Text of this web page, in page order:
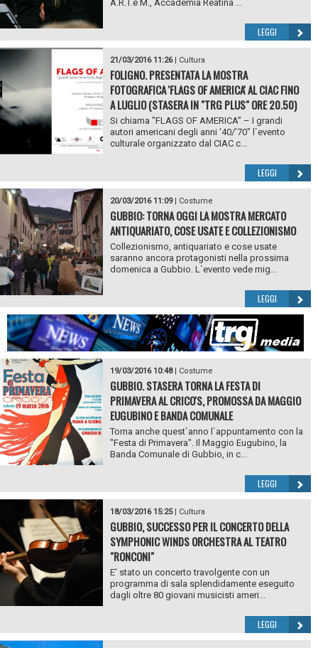
A.R.T.e M., Accademia Reatina ...
LEGGI
21/03/2016 11:26| Cultura
FOLIGNO. PRESENTATA LA MOSTRA
FOTOGRAFICA 'FLAGS OF AMERICA' AL CIAC FINO
A LUGLIO (STASERA IN "TRG PLUS" ORE 20.50)
Si chiama "FLAGS OF AMERICA” – I grandi
autori americani degli anni ‘40/’70" l`evento
culturale organizzato dal CIAC c...
LEGGI
20/03/2016 11:09| Costume
GUBBIO: TORNA OGGI LA MOSTRA MERCATO
ANTIQUARIATO, COSE USATE E COLLEZIONISMO
Collezionismo, antiquariato e cose usate
saranno ancora protagonisti nella prossima
domenica a Gubbio. L`evento vede mig...
LEGGI
19/03/2016 10:48| Costume
GUBBIO. STASERA TORNA LA FESTA DI
PRIMAVERA AL CRICO'S, PROMOSSA DA MAGGIO
EUGUBINO E BANDA COMUNALE
Torna anche quest`anno l`appuntamento con la
"Festa di Primavera". Il Maggio Eugubino, la
Banda Comunale di Gubbio, in c...
LEGGI
18/03/2016 15:25| Cultura
GUBBIO, SUCCESSO PER IL CONCERTO DELLA
SYMPHONIC WINDS ORCHESTRA AL TEATRO
"RONCONI"
E’ stato un concerto travolgente con un
programma di sala splendidamente eseguito
dagli oltre 80 giovani musicisti ameri...
LEGGI